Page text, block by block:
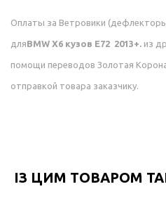
Оплаты за Ветровики
дляBMW X6 кузов E72 2013+. из
помощи переводов Золотая
отправкой товара заказчику.
ІЗ ЦИМ ТОВАРОМ